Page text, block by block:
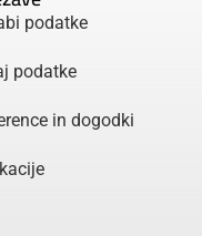
podatke
podatke
in dogodki